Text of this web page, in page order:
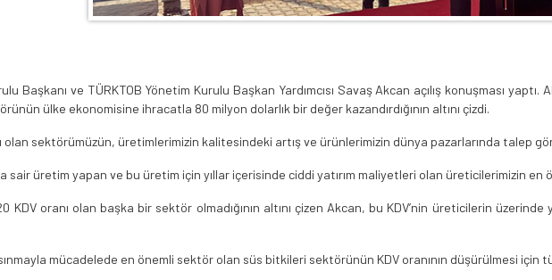
Başkanı ve TÜRKTOB Yönetim Kurulu Başkan Yardımcısı Savaş Akcan açılış konuşması
ülke ekonomisine ihracatla 80 milyon dolarlık bir değer kazandırdığının altını çizdi.
olan sektörümüzün, üretimlerimizin kalitesindeki artış ve ürünlerimizin dünya pazarlarında talep
sair üretim yapan ve bu üretim için yıllar içerisinde ciddi yatırım maliyetleri olan üreticilerimizin
KDV oranı olan başka bir sektör olmadığının altını çizen Akcan, bu KDV’nin üreticilerin
mücadelede en önemli sektör olan süs bitkileri sektörünün KDV oranının düşürülmesi